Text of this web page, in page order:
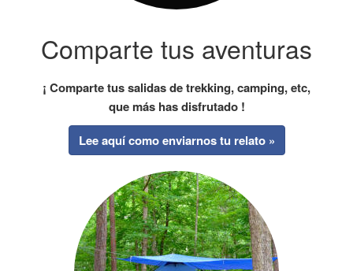
Comparte tus aventuras
¡ Comparte tus salidas de trekking, camping, etc,
que más has disfrutado !
Lee aquí como enviarnos tu relato »